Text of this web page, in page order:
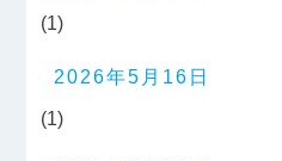
(1)
2026年5月16日
(1)